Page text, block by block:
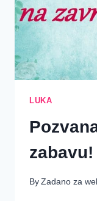
LUKA
zabavu!
ByZadano za